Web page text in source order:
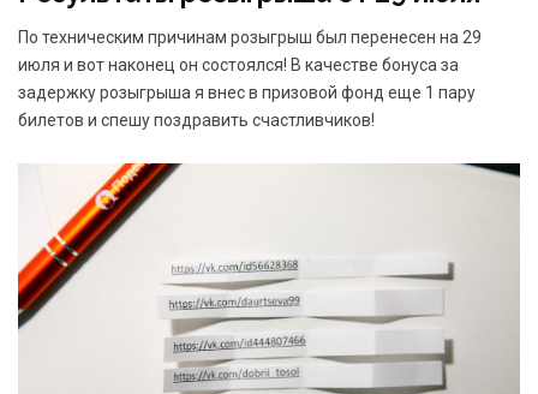
По техническим причинам розыгрыш был перенесен на 29
июля и вот наконец он состоялся! В качестве бонуса за
задержку розыгрыша я внес в призовой фонд еще 1 пару
билетов и спешу поздравить счастливчиков!